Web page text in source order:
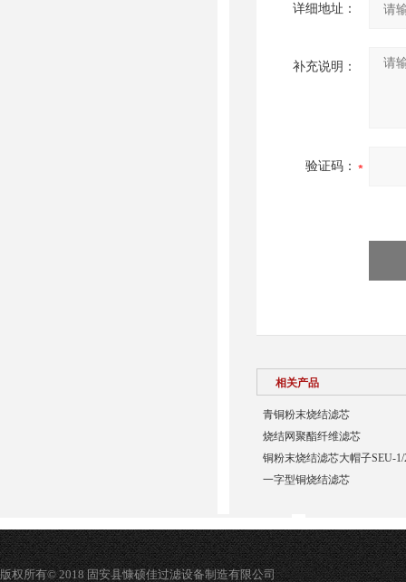
详细地址：
补充说明：
验证码：
相关产品
青铜粉末烧结滤芯
烧结网聚酯纤维滤芯
铜粉末烧结滤芯大帽子SEU-1/
一字型铜烧结滤芯
版权所有© 2018 固安县慷硕佳过滤设备制造有限公司